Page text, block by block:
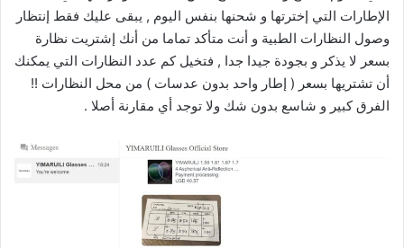
الإطارات التي إخترتها و شحنها بنفس اليوم , يبقى عليك فقط إنتظار
وصول النظارات الطبية و أنت متأكد تماما من أنك إشتريت نظارة
بسعر لا يذكر و بجودة جيدا جدا , فتخيل كم عدد النظارات التي يمكنك
أن تشتريها بسعر ( إطار واحد بدون عدسات ) من محل النظارات !!
الفرق كبير و شاسع بدون شك ولا توجد أي مقارنة أصلا .